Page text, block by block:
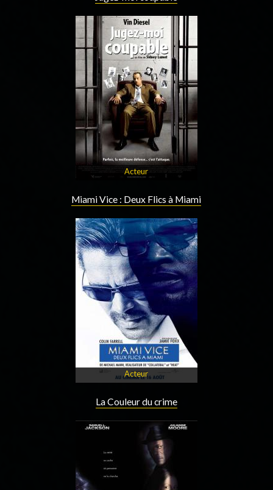
Acteur
Miami Vice : Deux Flics à Miami
Acteur
La Couleur du crime